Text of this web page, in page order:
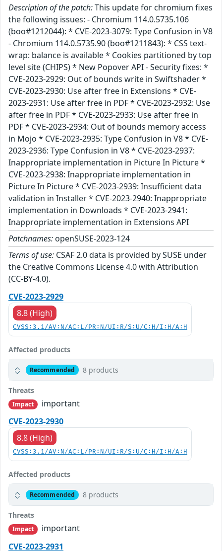
Description of the patch:This update for chromium fixes
the following issues: - Chromium 114.0.5735.106
(boo#1212044): * CVE-2023-3079: Type Confusion in V8
- Chromium 114.0.5735.90 (boo#1211843): * CSS text-
wrap: balance is available * Cookies partitioned by top
level site (CHIPS) * New Popover API - Security fixes: *
CVE-2023-2929: Out of bounds write in Swiftshader *
CVE-2023-2930: Use after free in Extensions * CVE-
2023-2931: Use after free in PDF * CVE-2023-2932: Use
after free in PDF * CVE-2023-2933: Use after free in
PDF * CVE-2023-2934: Out of bounds memory access
in Mojo * CVE-2023-2935: Type Confusion in V8 * CVE-
2023-2936: Type Confusion in V8 * CVE-2023-2937:
Inappropriate implementation in Picture In Picture *
CVE-2023-2938: Inappropriate implementation in
Picture In Picture * CVE-2023-2939: Insufficient data
validation in Installer * CVE-2023-2940: Inappropriate
implementation in Downloads * CVE-2023-2941:
Inappropriate implementation in Extensions API
Patchnames: openSUSE-2023-124
Terms of use: CSAF 2.0 data is provided by SUSE under
the Creative Commons License 4.0 with Attribution
(CC-BY-4.0).
CVE-2023-2929
8.8 (High)
CVSS:3.1/AV:N/AC:L/PR:N/UI:R/S:U/C:H/I:H/A:H
Affected products
Recommended 8 products
Threats
Impact
important
CVE-2023-2930
8.8 (High)
CVSS:3.1/AV:N/AC:L/PR:N/UI:R/S:U/C:H/I:H/A:H
Affected products
Recommended 8 products
Threats
Impact
important
CVE-2023-2931